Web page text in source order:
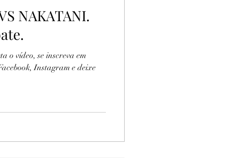
NAKATANI.
o vídeo, se inscreva em
Instagram e deixe